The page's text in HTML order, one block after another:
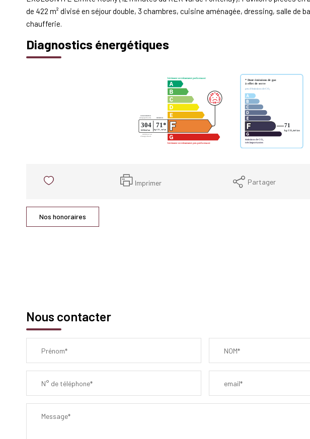
de 422 m² divisé en séjour double, 3 chambres, cuisine aménagée, dressing, salle de
chaufferie.
Diagnostics énergétiques
Imprimer Partager
Nos honoraires
Nous contacter
Prénom* NOM*
N° de téléphone* email*
Message*